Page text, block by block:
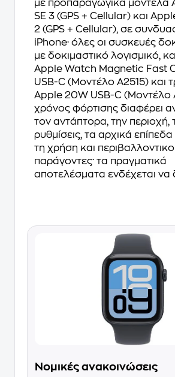
με προπαραγωγικά μοντέλα
SE 3 (GPS + Cellular) και
2 (GPS + Cellular), σε
iPhone· όλες οι συσκευές
με δοκιμαστικό λογισμικό,
Apple Watch Magnetic Fast
USB-C (Μοντέλο A2515) και
Apple 20W USB-C (Μοντέλο
χρόνος φόρτισης διαφέρει
τον αντάπτορα, την περιοχή,
ρυθμίσεις, τα αρχικά
τη χρήση και
παράγοντες· τα πραγματικά
αποτελέσματα ενδέχεται να
Νομικές ανακοινώσεις